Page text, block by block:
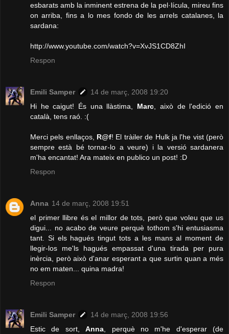
esbarats amb la inminent estrena de la pel·lícula, mireu fins
on arriba, fins a lo mes fondo de les arrels catalanes, la
sardana:
http://www.youtube.com/watch?v=XvJS1CD8ZhI
Respon
Emili Samper
14 de març, 2008 19:20
Hi he caigut! És una llàstima, Marc , això de l'edició en
català, tens raó. :(
Merci pels enllaços, R@f! El tràiler de Hulk ja l'he vist (però
sempre està bé tornar-lo a veure) i la versió sardanera
m'ha encantat! Ara mateix en publico un post! :D
Respon
Anna 14 de març, 2008 19:51
el primer llibre és el millor de tots, però que voleu que us
digui... no acabo de veure perquè tothom s'hi entusiasma
tant. Si els hagués tingut tots a les mans al moment de
llegir-los me'ls hagués empassat d'una tirada per pura
inèrcia, però això d'anar esperant a que surtin quan a més
no em maten... quina madra!
Respon
Emili Samper
14 de març, 2008 19:56
Estic de sort,Anna , perquè no m'he d'esperar (de